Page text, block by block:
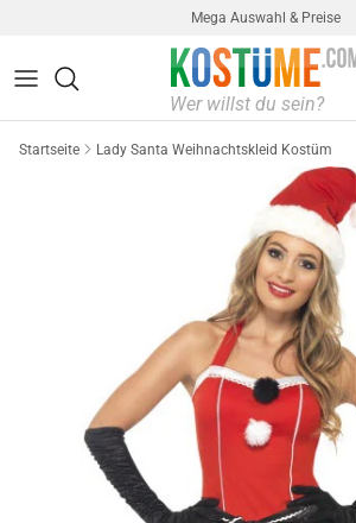
Mega Auswahl & Preise
Startseite Lady Santa Weihnachtskleid Kostüm